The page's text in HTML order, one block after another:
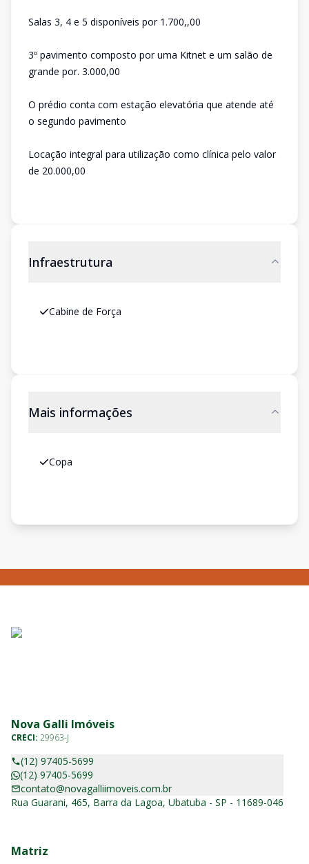
Salas 3, 4 e 5 disponíveis por 1.700,,00
3º pavimento composto por uma Kitnet e um salão de
grande por. 3.000,00
O prédio conta com estação elevatória que atende até
o segundo pavimento
Locação integral para utilização como clínica pelo valor
de 20.000,00
Infraestrutura
Cabine de Força
Mais informações
Copa
Nova Galli Imóveis
CRECI: 29963-J
(12) 97405-5699
(12) 97405-5699
contato@novagalliimoveis.com.br
Rua Guarani, 465, Barra da Lagoa, Ubatuba - SP - 11689-046
Matriz